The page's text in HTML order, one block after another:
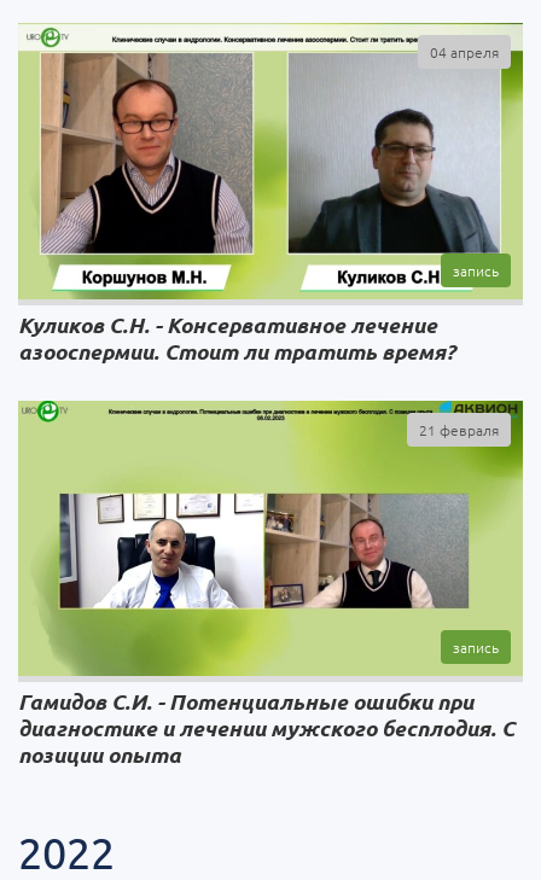
04 апреля
Куликов С.Н. - Консервативное лечение
азооспермии. Стоит ли тратить время?
21 февраля
Гамидов С.И. - Потенциальные ошибки при
диагностике и лечении мужского бесплодия. С
позиции опыта
2022